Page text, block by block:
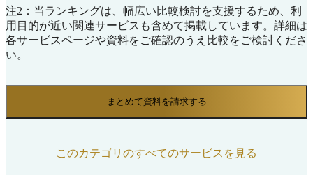
任せられるので、限られた人数でも新規開拓の接
点を広げたい営業組織や人件費や外注費の負担を
抑えながら架電量を確保したい企業に適していま
注2：当ランキングは、幅広い比較検討を支援するため、利
用目的が近い関連サービスも含めて掲載しています。詳細は
各サービスページや資料をご確認のうえ比較をご検討くださ
い。
まとめて資料を請求する
このカテゴリのすべてのサービスを見る